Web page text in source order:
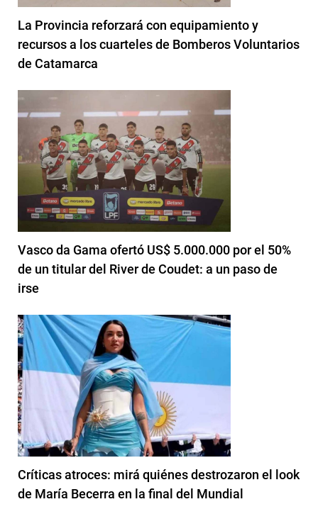
La Provincia reforzará con equipamiento y
recursos a los cuarteles de Bomberos Voluntarios
de Catamarca
Vasco da Gama ofertó US$ 5.000.000 por el 50%
de un titular del River de Coudet: a un paso de
irse
Críticas atroces: mirá quiénes destrozaron el look
de María Becerra en la final del Mundial